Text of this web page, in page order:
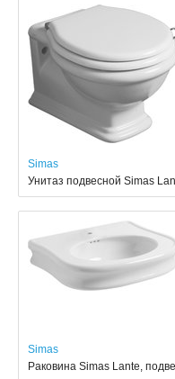
Simas
Унитаз подвесной Simas
Simas
Раковина Simas Lante,